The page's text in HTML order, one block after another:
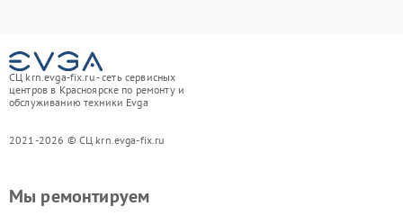
СЦ krn.evga-fix.ru - сеть сервисных
центров в Красноярске по ремонту и
обслуживанию техники Evga
2021-2026 © СЦ krn.evga-fix.ru
Мы ремонтируем